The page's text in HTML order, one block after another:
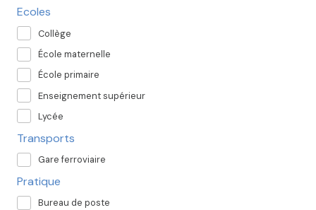
Ecoles
Collège
École maternelle
École primaire
Enseignement supérieur
Lycée
Transports
Gare ferroviaire
Pratique
Bureau de poste